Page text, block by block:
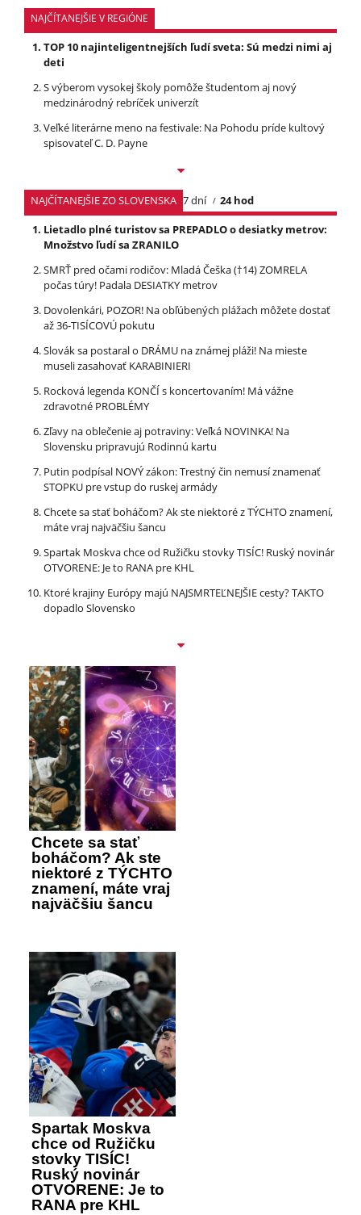
NAJČÍTANEJŠIE V REGIÓNE
TOP 10 najinteligentnejších ľudí sveta: Sú medzi nimi aj
deti
S výberom vysokej školy pomôže študentom aj nový
medzinárodný rebríček univerzít
Veľké literárne meno na festivale: Na Pohodu príde kultový
spisovateľ C. D. Payne
NAJČÍTANEJŠIE ZO SLOVENSKA 7 dní
24 hod
Lietadlo plné turistov sa PREPADLO o desiatky metrov:
Množstvo ľudí sa ZRANILO
SMRŤ pred očami rodičov: Mladá Češka (†14) ZOMRELA
počas túry! Padala DESIATKY metrov
Dovolenkári, POZOR! Na obľúbených plážach môžete dostať
až 36-TISÍCOVÚ pokutu
Slovák sa postaral o DRÁMU na známej pláži! Na mieste
museli zasahovať KARABINIERI
Rocková legenda KONČÍ s koncertovaním! Má vážne
zdravotné PROBLÉMY
Zľavy na oblečenie aj potraviny: Veľká NOVINKA! Na
Slovensku pripravujú Rodinnú kartu
Putin podpísal NOVÝ zákon: Trestný čin nemusí znamenať
STOPKU pre vstup do ruskej armády
Chcete sa stať boháčom? Ak ste niektoré z TÝCHTO znamení,
máte vraj najväčšiu šancu
Spartak Moskva chce od Ružičku stovky TISÍC! Ruský novinár
OTVORENE: Je to RANA pre KHL
Ktoré krajiny Európy majú NAJSMRTEĽNEJŠIE cesty? TAKTO
dopadlo Slovensko
Chcete sa stať
boháčom? Ak ste
niektoré z TÝCHTO
znamení, máte vraj
najväčšiu šancu
Spartak Moskva
chce od Ružičku
stovky TISÍC!
Ruský novinár
OTVORENE: Je to
RANA pre KHL